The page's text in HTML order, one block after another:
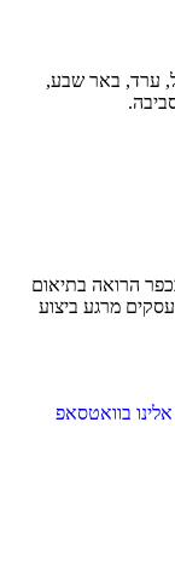
ערד, באר שבע,
הרואה בתיאום
ההזמנה תהיה מוכנה תוך עד 2 ימי עסקים מרגע ביצוע
בוואטסאפ